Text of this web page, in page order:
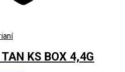
KS BOX 4,4G